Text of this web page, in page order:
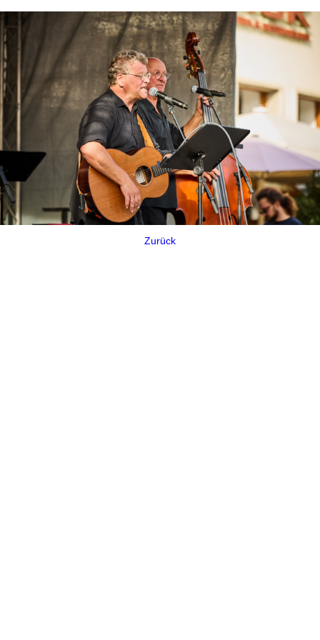
Zurück